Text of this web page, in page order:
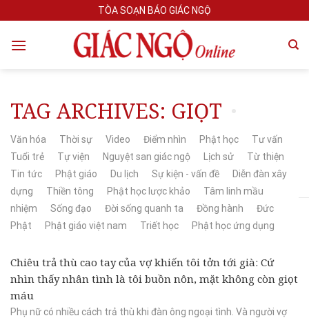
to
content
TÒA SOẠN BÁO GIÁC NGỘ
TAG ARCHIVES: GIỌT
Văn hóa Thời sự Video Điểm nhìn Phật học
Tư vấn
Tuổi trẻ
Tự viện Nguyệt san giác ngộ Lịch sử
Từ thiện
Tin tức
Phật giáo Du lịch Sự kiện - vấn đề
Diễn đàn xây
dựng
Thiền tông Phật học lược khảo
Tâm linh mầu
nhiệm
Sống đạo Đời sống quanh ta Đồng hành
Đức
Phật
Phật giáo việt nam Triết học Phật học ứng dụng
Chiêu trả thù cao tay của vợ khiến tôi tởn tới già: Cứ
nhìn thấy nhân tình là tôi buồn nôn, mặt không còn giọt
máu
Phụ nữ có nhiều cách trả thù khi đàn ông ngoại tình. Và người vợ